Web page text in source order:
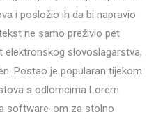
i posložio ih da bi napravio
ne samo preživio pet
elektronskog slovoslagarstva,
Postao je popularan tijekom
s odlomcima Lorem
software-om za stolno